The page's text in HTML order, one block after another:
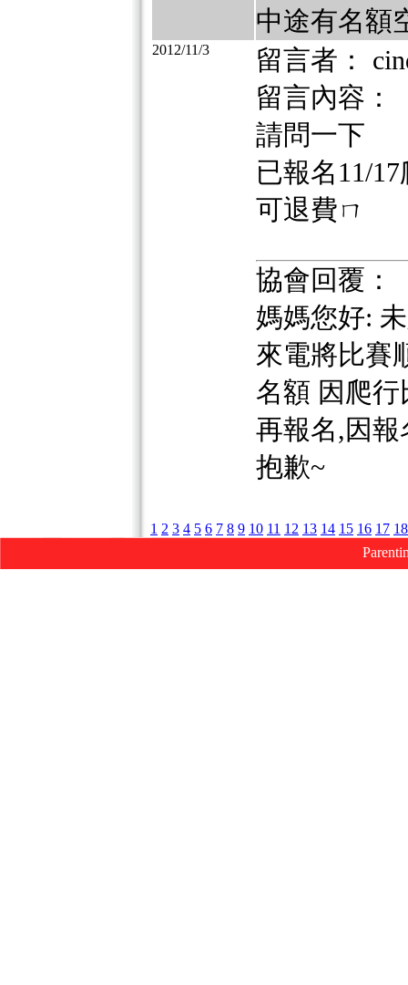
中途有名額
2012/11/3
留言者：
留言內容：
請問一下
已報名11/
可退費ㄇ
協會回覆：
媽媽您好:
來電將比賽
名額 因爬
再報名,因
抱歉~
1 2 3 4 5 6 7 8 9 10 11 12 13 14 15 16 17 18